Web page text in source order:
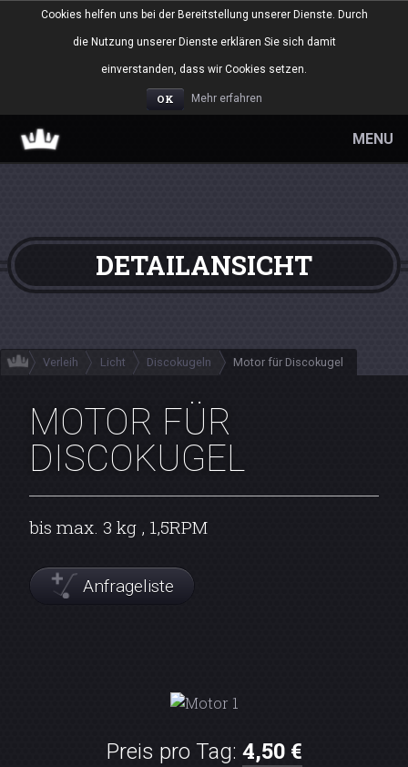
Cookies helfen uns bei der Bereitstellung unserer Dienste. Durch
die Nutzung unserer Dienste erklären Sie sich damit
einverstanden, dass wir Cookies setzen.
OK Mehr erfahren
MENU
DETAILANSICHT
Verleih Licht Discokugeln Motor für Discokugel
MOTOR FÜR
DISCOKUGEL
bis max. 3 kg , 1,5RPM
Anfrageliste
Preis pro Tag: 4,50 €